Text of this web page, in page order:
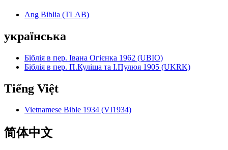
Ang Biblia (TLAB)
українська
Біблія в пер. Івана Огієнка 1962 (UBIO)
Біблія в пер. П.Куліша та І.Пулюя 1905 (UKRK)
Tiếng Việt
Vietnamese Bible 1934 (VI1934)
简体中文